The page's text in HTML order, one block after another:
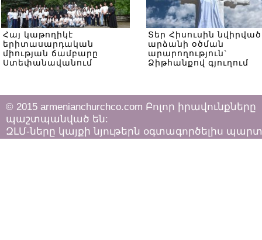
Հայ կաթողիկէ
երիտասարդական
միության ճամբարը
Ստեփանավանում
Տեր Հիսուսին նվիրված
արձանի օծման
արարողություն`
Ձիթհանքով գյուղում
© 2015 armenianchurchco.com Բոլոր իրավունքները
պաշտպանված են:
ԶԼՄ-ները կայքի նյութերն օգտագործելիս